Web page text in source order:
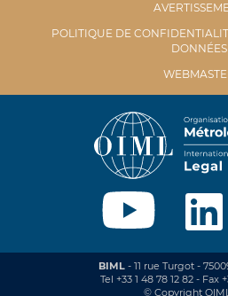
POLITIQUE DE
DONNÉES
BIML- 11 rue Turgot -
Tel +33 1 48 78 12 82 - Fax
© Copyright